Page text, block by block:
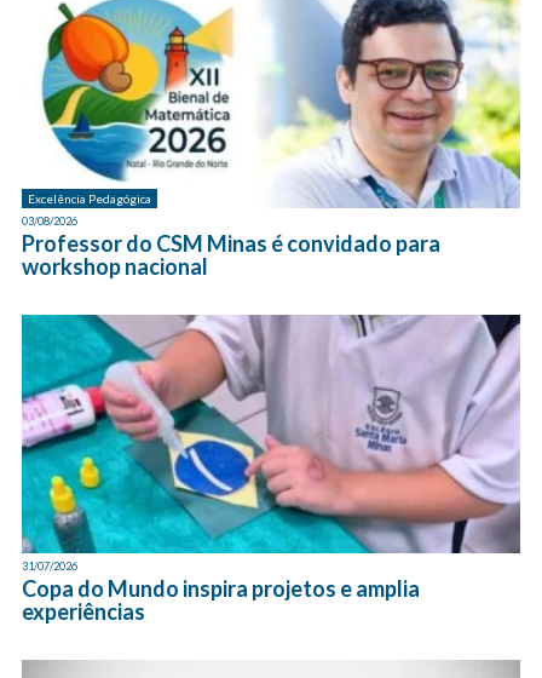
Excelência Pedagógica
03/08/2026
Professor do CSM Minas é convidado para
workshop nacional
31/07/2026
Copa do Mundo inspira projetos e amplia
experiências